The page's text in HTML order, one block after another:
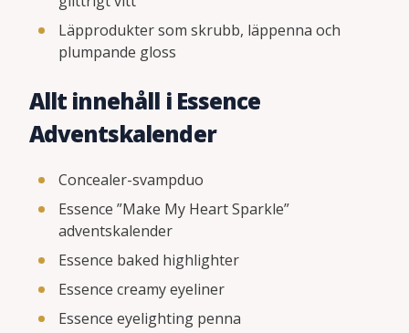
Läpprodukter som skrubb, läppenna och
plumpande gloss
Allt innehåll i Essence
Adventskalender
Concealer-svampduo
Essence ”Make My Heart Sparkle”
adventskalender
Essence baked highlighter
Essence creamy eyeliner
Essence eyelighting penna